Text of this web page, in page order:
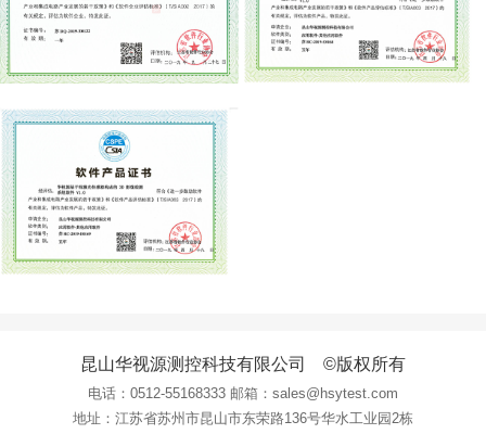
昆山华视源测控科技有限公司 ©版权所有
电话： 0512-55168333 邮箱：sales@hsytest.com
地址：江苏省苏州市昆山市东荣路136号华水工业园2栋